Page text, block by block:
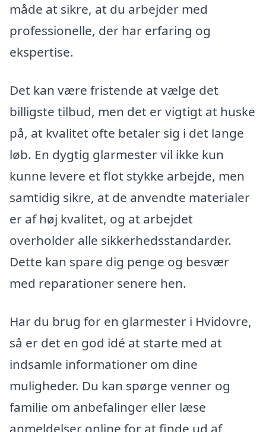
måde at sikre, at du arbejder med
professionelle, der har erfaring og
ekspertise.
Det kan være fristende at vælge det
billigste tilbud, men det er vigtigt at huske
på, at kvalitet ofte betaler sig i det lange
løb. En dygtig glarmester vil ikke kun
kunne levere et flot stykke arbejde, men
samtidig sikre, at de anvendte materialer
er af høj kvalitet, og at arbejdet
overholder alle sikkerhedsstandarder.
Dette kan spare dig penge og besvær
med reparationer senere hen.
Har du brug for en glarmester i Hvidovre,
så er det en god idé at starte med at
indsamle informationer om dine
muligheder. Du kan spørge venner og
familie om anbefalinger eller læse
anmeldelser online for at finde ud af,